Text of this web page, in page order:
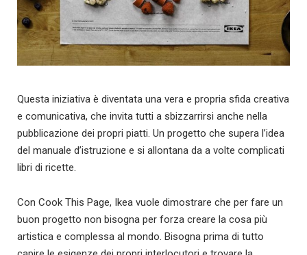
Questa iniziativa è diventata una vera e propria sfida creativa
e comunicativa, che invita tutti a sbizzarrirsi anche nella
pubblicazione dei propri piatti. Un progetto che supera l’idea
del manuale d’istruzione e si allontana da a volte complicati
libri di ricette.
Con Cook This Page, Ikea vuole dimostrare che per fare un
buon progetto non bisogna per forza creare la cosa più
artistica e complessa al mondo. Bisogna prima di tutto